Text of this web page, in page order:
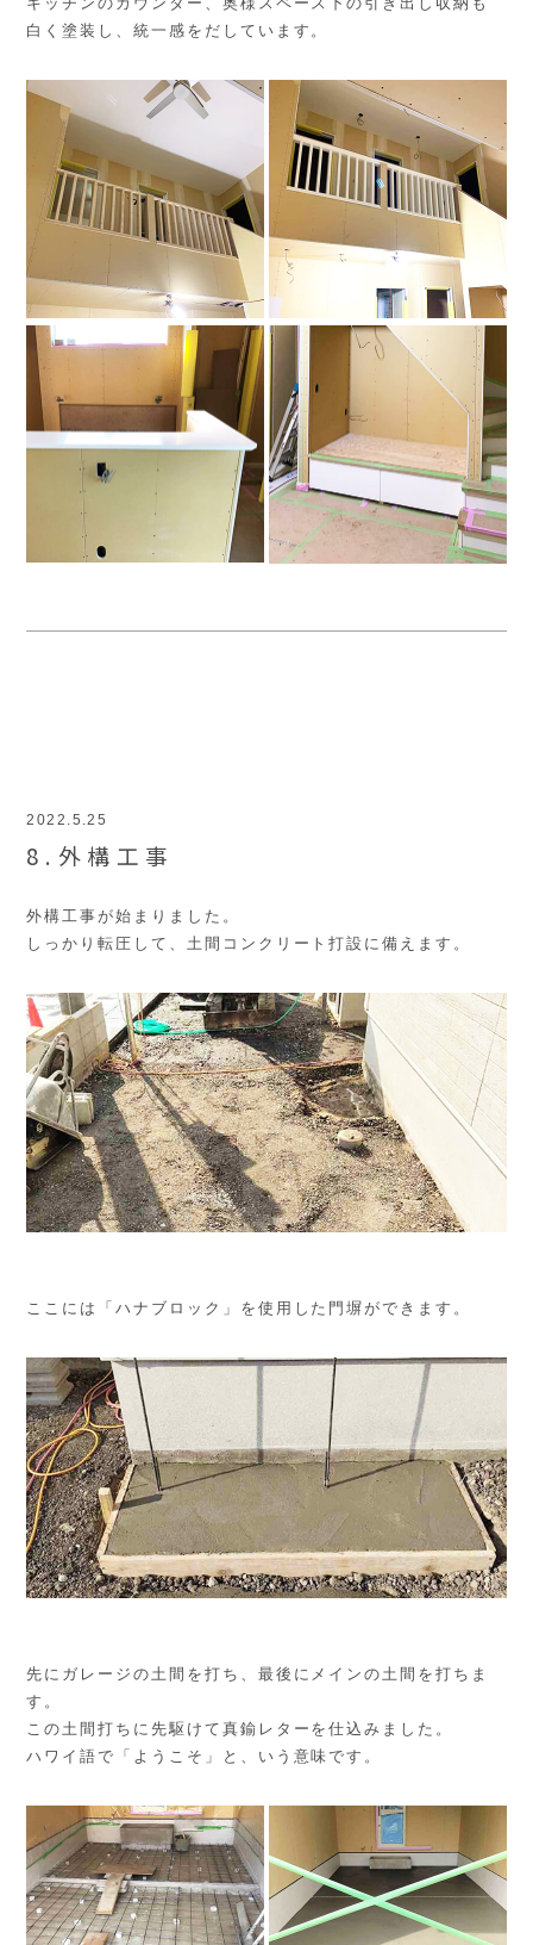
白く塗装し、統一感をだしています。
2022.5.25
8.外構工事
外構工事が始まりました。
しっかり転圧して、土間コンクリート打設に備えます。
ここには「ハナブロック」を使用した門塀ができます。
先にガレージの土間を打ち、最後にメインの土間を打ちま
す。
この土間打ちに先駆けて真鍮レターを仕込みました。
ハワイ語で「ようこそ」と、いう意味です。